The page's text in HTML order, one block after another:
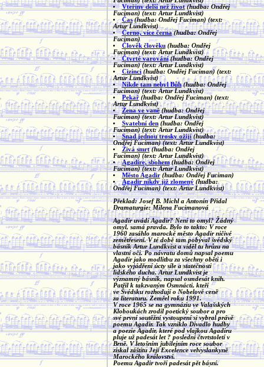
Vteřiny delší než život (hudba: Ondřej
Fuciman) (text: Artur Lundkvist)
Čas (hudba: Ondřej Fuciman) (text:
Artur Lundkvist)
Černo, více černa (hudba: Ondřej
Fuciman)
Člověk člověku (hudba: Ondřej
Fuciman) (text: Artur Lundkvist)
Čtvrté varování (hudba: Ondřej
Fuciman) (text: Artur Lundkvist)
Cizinci (hudba: Ondřej Fuciman) (text:
Artur Lundkvist)
Nikde tam nebyl Bůh (hudba: Ondřej
Fuciman) (text: Artur Lundkvist)
Pekař (hudba: Ondřej Fuciman) (text:
Artur Lundkvist)
Žena ve vaně (hudba: Ondřej
Fuciman) (text: Artur Lundkvist)
Svatební den (hudba: Ondřej
Fuciman) (text: Artur Lundkvist)
Snad jednou trosky ožijí (hudba:
Ondřej Fuciman) (text: Artur Lundkvist)
Živá smrt (hudba: Ondřej
Fuciman) (text: Artur Lundkvist)
Agadire, sbohem (hudba: Ondřej
Fuciman) (text: Artur Lundkvist)
Město Agadir (hudba: Ondřej Fuciman)
Agadir nikdy již zlomený (hudba:
Ondřej Fuciman) (text: Artur Lundkvist)
Překlad: Josef B. Michl a Antonín Přidal
Dramaturgie: Milena Fucimanová
Agadir uvádí Agadir? Není to omyl? Žádný
omyl, samá pravda. Bylo to takto: V roce
1960 zasáhlo marocké město Agadir ničivé
zemětřesení. V té době tam pobýval švédský
básník Artur Lundkvist a viděl tu hrůzu na
vlastní oči. Po návratu domů napsal poemu
Agadir jako modlitbu za všechny oběti i
jako vyjádření úcty síle a statečnosti
lidského ducha. Artur Lundkvist je
významný básník, napsal osmdesát knih.
Patřil k takzvaným Osmnácti, kteří
ve Švédsku rozhodují o Nobelově ceně
za literaturu. Zemřel roku 1991.
V roce 1965 se na gymnáziu ve Valašských
Kloboukách zrodil poetický soubor a pro
své první soutěžní vystoupení si vybral právě
poemu Agadir. Tak vzniklo Divadlo hudby
a poezie Agadir, které pod vlajkou Agadiru
pluje už padesát let ? poslední čtvrtstoletí v
Brně. V letošním jubilejním roce soubor
získal záštitu Její Excelence velvyslankyně
Marockého království.
Poemu Agadir tvoří padesát pět básní.